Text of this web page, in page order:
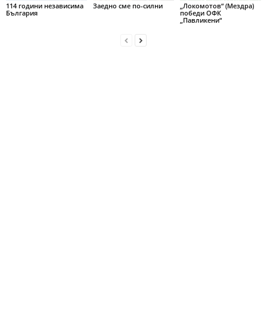
114 години независима
България
Заедно сме по-силни
„Локомотов“ (Мездра)
победи ОФК
„Павликени“